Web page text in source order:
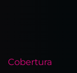
Cobertura